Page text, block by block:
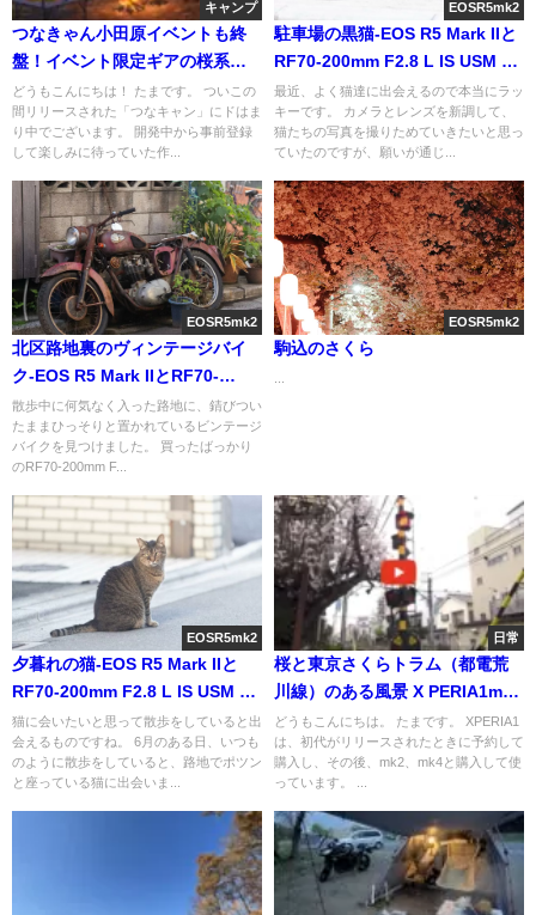
キャンプ
つなきゃん小田原イベントも終
盤！イベント限定ギアの桜系ギ
アがとっても可愛い
どうもこんにちは！ たまです。 ついこの
間リリースされた「つなキャン」にドはま
り中でございます。 開発中から事前登録
して楽しみに待っていた作...
EOSR5mk2
駐車場の黒猫-EOS R5 Mark IIと
RF70-200mm F2.8 L IS USM Z
の作例
最近、よく猫達に出会えるので本当にラッ
キーです。 カメラとレンズを新調して、
猫たちの写真を撮りためていきたいと思っ
ていたのですが、願いが通じ...
EOSR5mk2
北区路地裏のヴィンテージバイ
ク-EOS R5 Mark IIとRF70-
200mm F2.8 L IS USM Zの作例
散歩中に何気なく入った路地に、錆びつい
たままひっそりと置かれているビンテージ
バイクを見つけました。 買ったばっかり
のRF70-200mm F...
EOSR5mk2
駒込のさくら
EOSR5mk2
夕暮れの猫-EOS R5 Mark IIと
RF70-200mm F2.8 L IS USM Z
の作例
猫に会いたいと思って散歩をしていると出
会えるものですね。 6月のある日、いつも
のように散歩をしていると、路地でポツン
と座っている猫に出会いま...
日常
桜と東京さくらトラム（都電荒
川線）のある風景 X PERIA1mk4
でCinema Pro撮影
どうもこんにちは。 たまです。 XPERIA1
は、初代がリリースされたときに予約して
購入し、その後、mk2、mk4と購入して使
っています。 ...